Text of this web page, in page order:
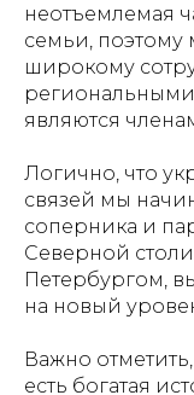
неотъемлемая
семьи, поэтому
широкому
являются
Логично, что
связей мы
соперника и
Северной
Петербургом,
на новый
Важно
есть богатая